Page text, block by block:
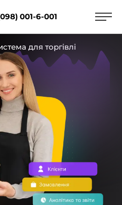
001-6-001
для торгівлі